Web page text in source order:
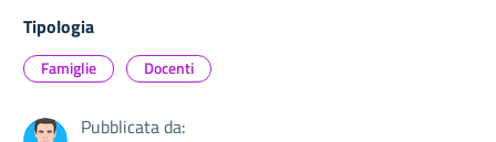
Tipologia
Famiglie Docenti
Pubblicata da: